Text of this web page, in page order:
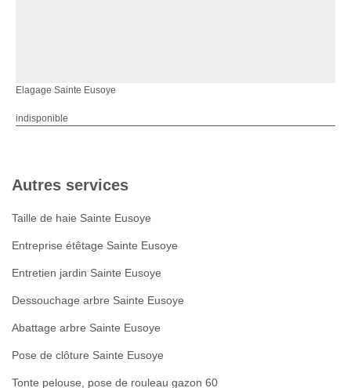
Elagage Sainte Eusoye
indisponible
Autres services
Taille de haie Sainte Eusoye
Entreprise étêtage Sainte Eusoye
Entretien jardin Sainte Eusoye
Dessouchage arbre Sainte Eusoye
Abattage arbre Sainte Eusoye
Pose de clôture Sainte Eusoye
Tonte pelouse, pose de rouleau gazon 60